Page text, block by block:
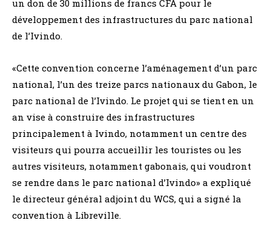
un don de 30 millions de francs CFA pour le
développement des infrastructures du parc national
de l’Ivindo.
«Cette convention concerne l’aménagement d’un parc
national, l’un des treize parcs nationaux du Gabon, le
parc national de l’Ivindo. Le projet qui se tient en un
an vise à construire des infrastructures
principalement à Ivindo, notamment un centre des
visiteurs qui pourra accueillir les touristes ou les
autres visiteurs, notamment gabonais, qui voudront
se rendre dans le parc national d’Ivindo» a expliqué
le directeur général adjoint du WCS, qui a signé la
convention à Libreville.